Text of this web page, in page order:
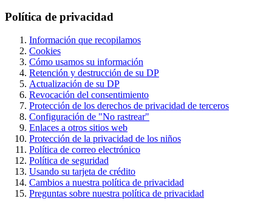
Política de privacidad
Información que recopilamos
Cookies
Cómo usamos su información
Retención y destrucción de su DP
Actualización de su DP
Revocación del consentimiento
Protección de los derechos de privacidad de terceros
Configuración de "No rastrear"
Enlaces a otros sitios web
Protección de la privacidad de los niños
Política de correo electrónico
Política de seguridad
Usando su tarjeta de crédito
Cambios a nuestra política de privacidad
Preguntas sobre nuestra política de privacidad